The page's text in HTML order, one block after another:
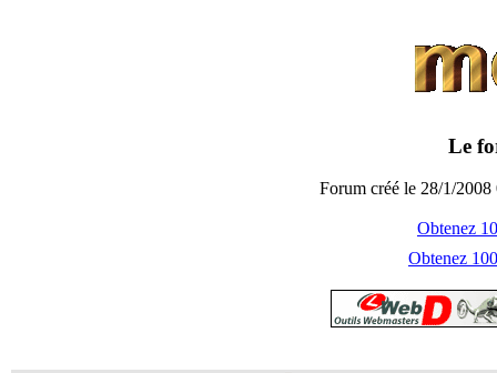
Le
Forum créé le 28/1/
Obtenez
Obtenez